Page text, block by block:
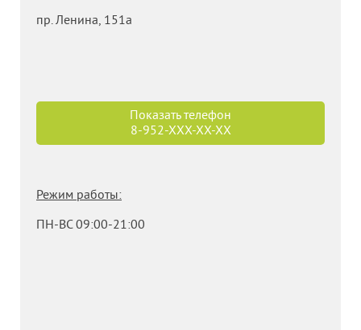
пр. Ленина, 151а
Показать телефон
8-952-XXX-XX-XX
Режим работы:
ПН-ВС 09:00-21:00